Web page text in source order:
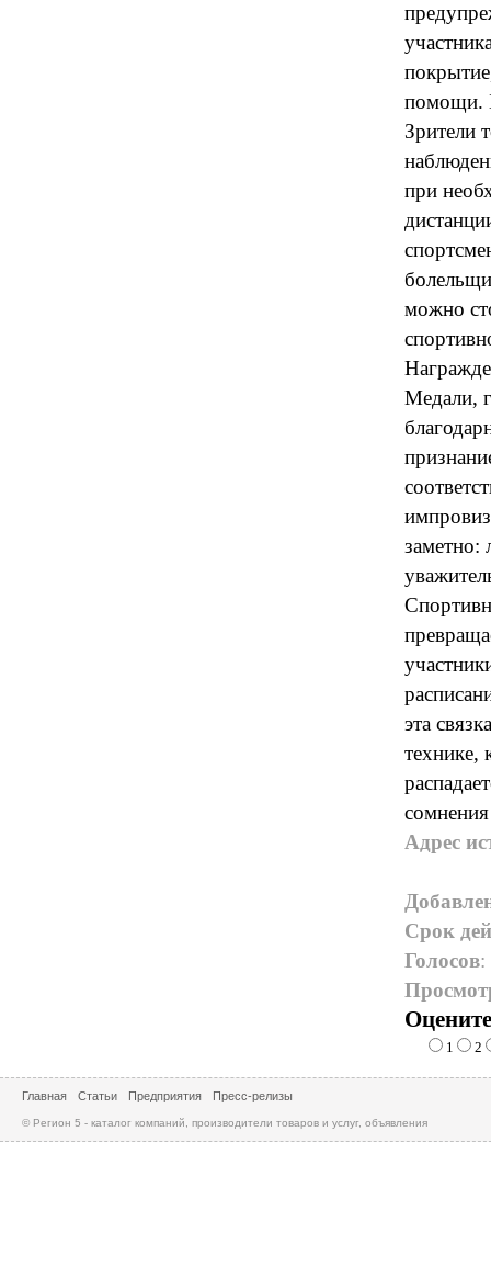
помощи.
Зрители
при
можно
Медали,
заметно:
эта
технике,
сомнения
Адрес
Срок
Голосов:
1 2
Главная Статьи Предприятия Пресс-релизы
© Регион 5 - каталог компаний, производители товаров и услуг, объявления